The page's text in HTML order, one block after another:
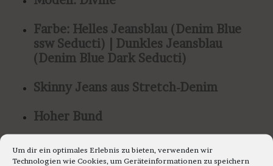
Um dir ein optimales Erlebnis zu bieten, verwenden wir
Technologien wie Cookies, um Geräteinformationen zu speichern
Farbe: Helles Jeansblau (Denim Blue
ssw Seducti) | Dunkles Jeansblau
(Denim Blue Dark Seducti)
Skinny Jeans aus Stretch-Denim
Hoher Bund
Stone-Bleached-Waschung mit
Abriebstelle